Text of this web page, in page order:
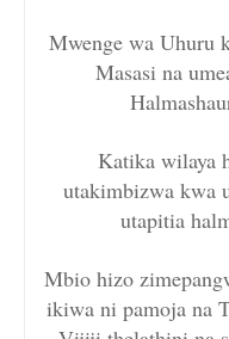
Mwenge wa Uhuru
Masasi na
Katika wilaya
utakimbizwa kwa
utapitia
Mbio hizo
ikiwa ni pamoja na